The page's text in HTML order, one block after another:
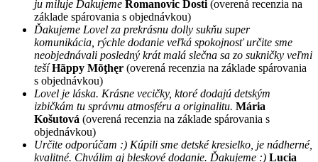
ju miluje Ďakujeme Romanovic Dosti (overená recenzia na
základe spárovania s objednávkou)
Ďakujeme Lovel za prekrásnu dolly sukňu super
komunikácia, rýchle dodanie veľká spokojnosť určite sme
neobjednávali posledný krát malá slečna sa zo sukničky veľmi
tešíHãppy Mõţhęr (overená recenzia na základe spárovania
s objednávkou)
Lovel je láska. Krásne vecičky, ktoré dodajú detským
izbičkám tu správnu atmosféru a originalitu. Mária
Košutová (overená recenzia na základe spárovania s
objednávkou)
Určite odporúčam :) Kúpili sme detské kresielko, je nádherné,
kvalitné. Chválim aj bleskové dodanie. Ďakujeme :) Lucia